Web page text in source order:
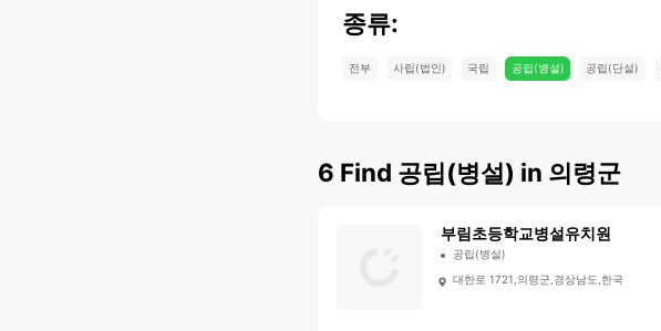
종류:
전부 사립(법인) 국립 공립(병설) 공립(단설)
6 Find 공립(병설) in 의령군
부림초등학교병설유치원
공립(병설)
대한로 1721,의령군,경상남도,한국